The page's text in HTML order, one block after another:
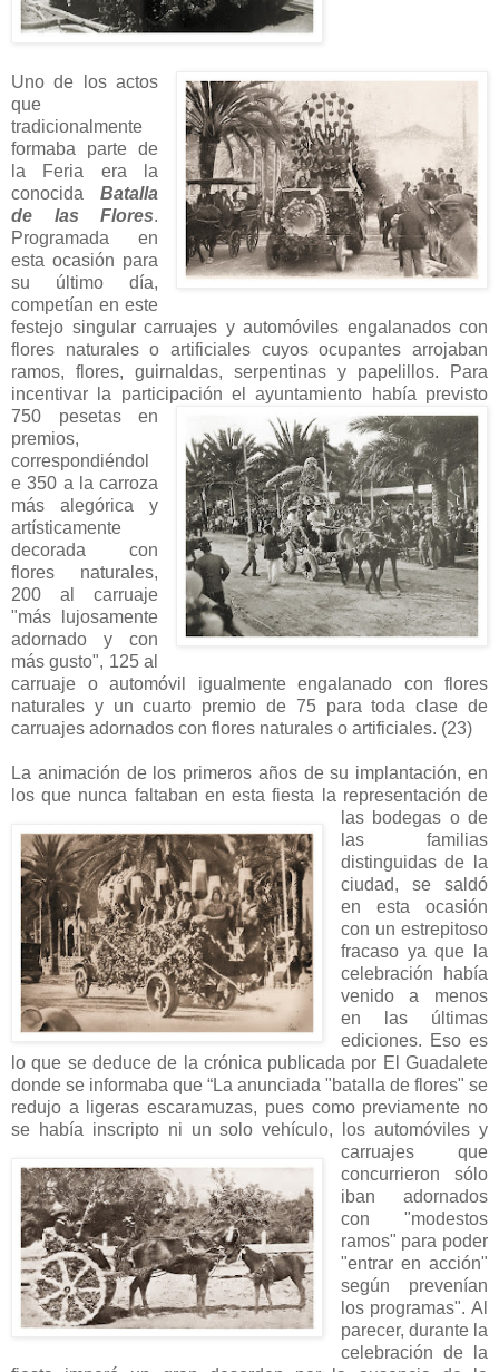
Uno de los actos
que
tradicionalmente
formaba parte de
la Feria era la
conocidaBatalla
de las Flores.
Programada en
esta ocasión para
su último día,
competían en este
festejo singular carruajes y automóviles engalanados con
flores naturales o artificiales cuyos ocupantes arrojaban
ramos, flores, guirnaldas, serpentinas y papelillos. Para
incentivar la participación el ayuntamiento había previsto
750 pesetas en
premios,
correspondiéndol
e 350 a la carroza
más alegórica y
artísticamente
decorada con
flores naturales,
200 al carruaje
"más lujosamente
adornado y con
más gusto", 125 al
carruaje o automóvil igualmente engalanado con flores
naturales y un cuarto premio de 75 para toda clase de
carruajes adornados con flores naturales o artificiales. (23)
La animación de los primeros años de su implantación, en
los que nunca faltaban en esta fiesta
la representación de
las bodegas o de
las familias
distinguidas de la
ciudad, se saldó
en esta ocasión
con un estrepitoso
fracaso ya que la
celebración había
venido a menos
en las últimas
ediciones. Eso es
lo que se deduce de la crónica publicada por El Guadalete
donde se informaba que “La anunciada "batalla de flores" se
redujo a ligeras escaramuzas, pues como previamente no
se había inscripto ni un solo vehículo, los automóviles y
carruajes que
concurrieron sólo
iban adornados
con "modestos
ramos" para poder
"entrar en acción"
según prevenían
los programas". Al
parecer, durante la
celebración de la